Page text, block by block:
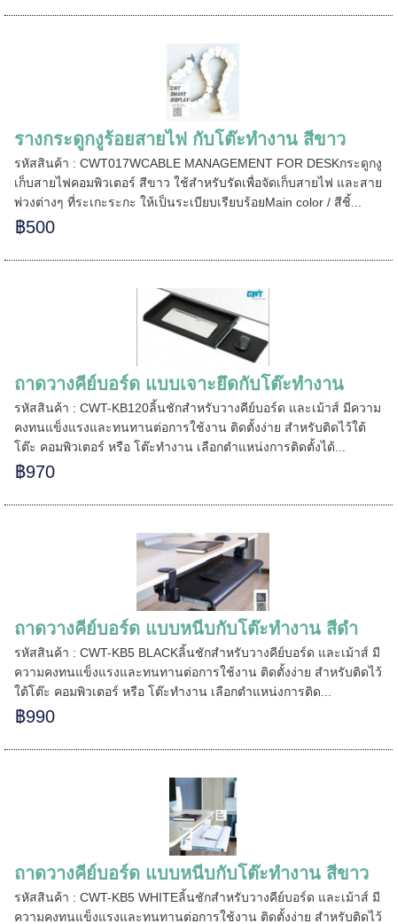
รางกระดูกงูร้อยสายไฟ กับโต๊ะทำงาน สีขาว
รหัสสินค้า : CWT017WCABLE MANAGEMENT FOR DESKกระดูกงู
เก็บสายไฟคอมพิวเตอร์ สีขาว ใช้สำหรับรัดเพื่อจัดเก็บสายไฟ และสาย
พ่วงต่างๆ ที่ระเกะระกะ ให้เป็นระเบียบเรียบร้อยMain color / สีชิ้...
฿500
ถาดวางคีย์บอร์ด แบบเจาะยึดกับโต๊ะทำงาน
รหัสสินค้า : CWT-KB120ลิ้นชักสำหรับวางคีย์บอร์ด และเม้าส์ มีความ
คงทนแข็งแรงและทนทานต่อการใช้งาน ติดตั้งง่าย สำหรับติดไว้ใต้
โต๊ะ คอมพิวเตอร์ หรือ โต๊ะทำงาน เลือกตำแหน่งการติดตั้งได้...
฿970
ถาดวางคีย์บอร์ด แบบหนีบกับโต๊ะทำงาน สีดำ
รหัสสินค้า : CWT-KB5 BLACKลิ้นชักสำหรับวางคีย์บอร์ด และเม้าส์ มี
ความคงทนแข็งแรงและทนทานต่อการใช้งาน ติดตั้งง่าย สำหรับติดไว้
ใต้โต๊ะ คอมพิวเตอร์ หรือ โต๊ะทำงาน เลือกตำแหน่งการติด...
฿990
ถาดวางคีย์บอร์ด แบบหนีบกับโต๊ะทำงาน สีขาว
รหัสสินค้า : CWT-KB5 WHITEลิ้นชักสำหรับวางคีย์บอร์ด และเม้าส์ มี
ความคงทนแข็งแรงและทนทานต่อการใช้งาน ติดตั้งง่าย สำหรับติดไว้